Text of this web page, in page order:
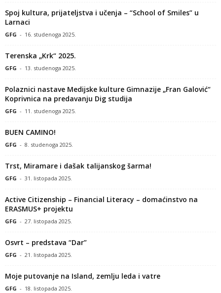
Spoj kultura, prijateljstva i učenja – “School of Smiles” u
Larnaci
GFG - 16. studenoga 2025.
Terenska „Krk“ 2025.
GFG - 13. studenoga 2025.
Polaznici nastave Medijske kulture Gimnazije „Fran Galović“
Koprivnica na predavanju Dig studija
GFG - 11. studenoga 2025.
BUEN CAMINO!
GFG - 8. studenoga 2025.
Trst, Miramare i dašak talijanskog šarma!
GFG - 31. listopada 2025.
Active Citizenship – Financial Literacy – domaćinstvo na
ERASMUS+ projektu
GFG - 27. listopada 2025.
Osvrt – predstava “Dar”
GFG - 21. listopada 2025.
Moje putovanje na Island, zemlju leda i vatre
GFG - 18. listopada 2025.